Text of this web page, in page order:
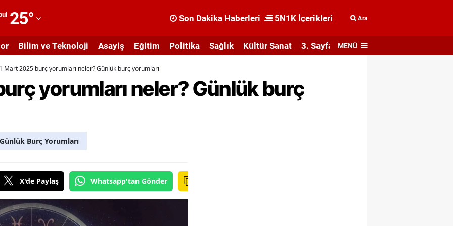
25° Son Dakika Haberleri 5N1K İçerikleri Ara
Bilim ve Teknoloji Asayiş Eğitim Politika Sağlık Kültür Sanat 3. Sayfa MENÜ
Mart 2025 burç yorumları neler? Günlük burç yorumları
yorumları neler? Günlük burç
Burç Yorumları
X'de Paylaş Whatsapp'tan Gönder